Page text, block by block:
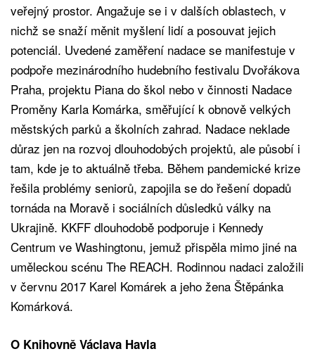
veřejný prostor. Angažuje se i v dalších oblastech, v
nichž se snaží měnit myšlení lidí a posouvat jejich
potenciál. Uvedené zaměření nadace se manifestuje v
podpoře mezinárodního hudebního festivalu Dvořákova
Praha, projektu Piana do škol nebo v činnosti Nadace
Proměny Karla Komárka, směřující k obnově velkých
městských parků a školních zahrad. Nadace neklade
důraz jen na rozvoj dlouhodobých projektů, ale působí i
tam, kde je to aktuálně třeba. Během pandemické krize
řešila problémy seniorů, zapojila se do řešení dopadů
tornáda na Moravě i sociálních důsledků války na
Ukrajině. KKFF dlouhodobě podporuje i Kennedy
Centrum ve Washingtonu, jemuž přispěla mimo jiné na
uměleckou scénu The REACH. Rodinnou nadaci založili
v červnu 2017 Karel Komárek a jeho žena Štěpánka
Komárková.
O Knihovně Václava Havla